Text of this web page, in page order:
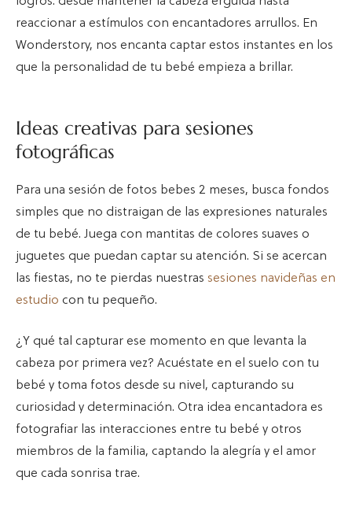
reaccionar a estímulos con encantadores arrullos. En
Wonderstory, nos encanta captar estos instantes en los
que la personalidad de tu bebé empieza a brillar.
Ideas creativas para sesiones
fotográficas
Para una sesión de fotos bebes 2 meses, busca fondos
simples que no distraigan de las expresiones naturales
de tu bebé. Juega con mantitas de colores suaves o
juguetes que puedan captar su atención. Si se acercan
las fiestas, no te pierdas nuestras sesiones navideñas en
estudio con tu pequeño.
¿Y qué tal capturar ese momento en que levanta la
cabeza por primera vez? Acuéstate en el suelo con tu
bebé y toma fotos desde su nivel, capturando su
curiosidad y determinación. Otra idea encantadora es
fotografiar las interacciones entre tu bebé y otros
miembros de la familia, captando la alegría y el amor
que cada sonrisa trae.